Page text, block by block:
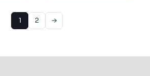
1 2 →